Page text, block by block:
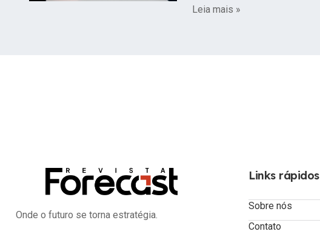
Leia mais »
Onde o futuro se torna estratégia.
Links rápidos
Sobre nós
Contato